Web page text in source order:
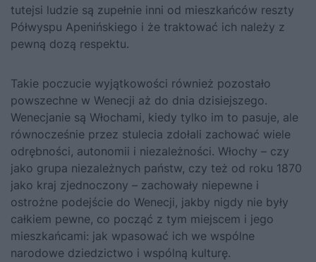
tutejsi ludzie są zupełnie inni od mieszkańców reszty
Półwyspu Apenińskiego i że traktować ich należy z
pewną dozą respektu.
Takie poczucie wyjątkowości również pozostało
powszechne w Wenecji aż do dnia dzisiejszego.
Wenecjanie są Włochami, kiedy tylko im to pasuje, ale
równocześnie przez stulecia zdołali zachować wiele
odrębności, autonomii i niezależności. Włochy – czy
jako grupa niezależnych państw, czy też od roku 1870
jako kraj zjednoczony – zachowały niepewne i
ostrożne podejście do Wenecji, jakby nigdy nie były
całkiem pewne, co począć z tym miejscem i jego
mieszkańcami: jak wpasować ich we wspólne
narodowe dziedzictwo i wspólną kulturę.